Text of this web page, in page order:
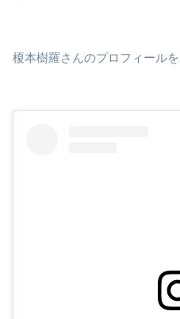
榎本樹羅さんのプロフィール